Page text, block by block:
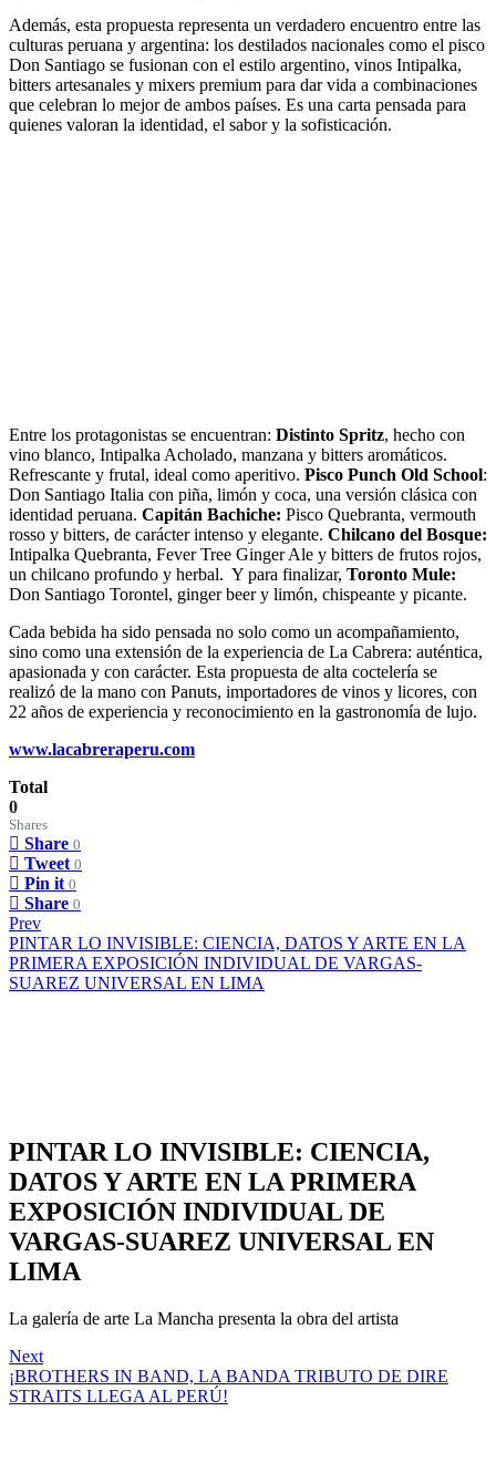
Además, esta propuesta representa un verdadero encuentro entre las
culturas peruana y argentina: los destilados nacionales como el pisco
Don Santiago se fusionan con el estilo argentino, vinos Intipalka,
bitters artesanales y mixers premium para dar vida a combinaciones
que celebran lo mejor de ambos países. Es una carta pensada para
quienes valoran la identidad, el sabor y la sofisticación.
Entre los protagonistas se encuentran: Distinto Spritz, hecho con
vino blanco, Intipalka Acholado, manzana y bitters aromáticos.
Refrescante y frutal, ideal como aperitivo. Pisco Punch Old School:
Don Santiago Italia con piña, limón y coca, una versión clásica con
identidad peruana. Capitán Bachiche: Pisco Quebranta, vermouth
rosso y bitters, de carácter intenso y elegante. Chilcano del Bosque:
Intipalka Quebranta, Fever Tree Ginger Ale y bitters de frutos rojos,
un chilcano profundo y herbal. Y para finalizar, Toronto Mule:
Don Santiago Torontel, ginger beer y limón, chispeante y picante.
Cada bebida ha sido pensada no solo como un acompañamiento,
sino como una extensión de la experiencia de La Cabrera: auténtica,
apasionada y con carácter. Esta propuesta de alta coctelería se
realizó de la mano con Panuts, importadores de vinos y licores, con
22 años de experiencia y reconocimiento en la gastronomía de lujo.
www.lacabreraperu.com
Total
0
Shares
Share 0
Tweet 0
Pin it 0
Share 0
Prev
PINTAR LO INVISIBLE: CIENCIA, DATOS Y ARTE EN LA
PRIMERA EXPOSICIÓN INDIVIDUAL DE VARGAS-
SUAREZ UNIVERSAL EN LIMA
PINTAR LO INVISIBLE: CIENCIA,
DATOS Y ARTE EN LA PRIMERA
EXPOSICIÓN INDIVIDUAL DE
VARGAS-SUAREZ UNIVERSAL EN
LIMA
La galería de arte La Mancha presenta la obra del artista
Next
¡BROTHERS IN BAND, LA BANDA TRIBUTO DE DIRE
STRAITS LLEGA AL PERÚ!